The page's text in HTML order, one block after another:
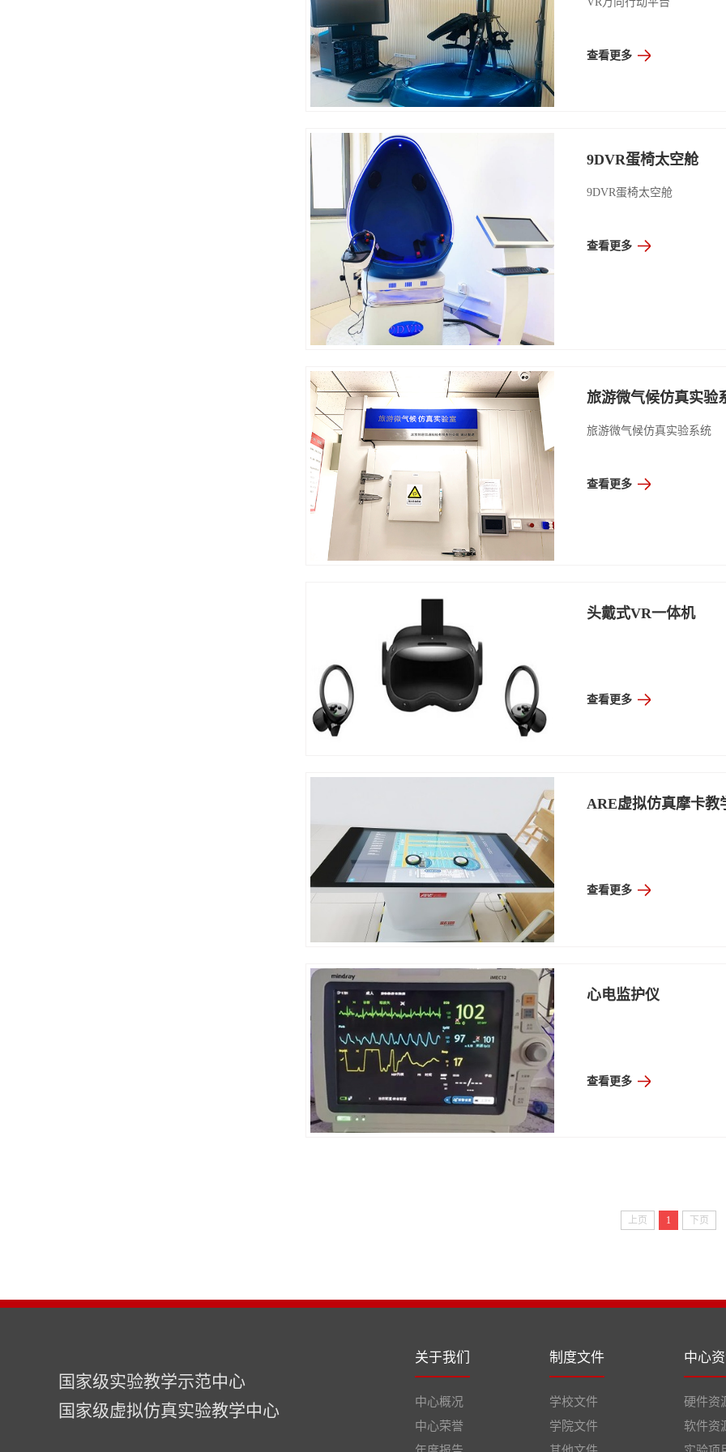
查看更多
9DVR蛋椅太空舱
9DVR蛋椅太空舱
查看更多
旅游微气候仿真实验
旅游微气候仿真实验系统
查看更多
头戴式VR一体机
查看更多
ARE虚拟仿真摩卡教
查看更多
心电监护仪
查看更多
上页 1 下页
国家级实验教学示范中心
国家级虚拟仿真实验教学中心
关于我们
中心概况
中心荣誉
制度文件
学校文件
学院文件
中心
硬件资
软件资